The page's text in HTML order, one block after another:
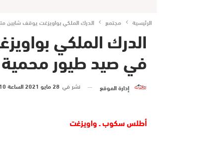
الرئيسية مجتمع الدرك الملكي بواويزغت يوقف شابين
الدرك الملكي
في صيد طيور
إدارة الموقع نشر في 28 مايو 2021 الساعة 10 و 46 دقيقة
أطلس سكوب ـ واويزغت